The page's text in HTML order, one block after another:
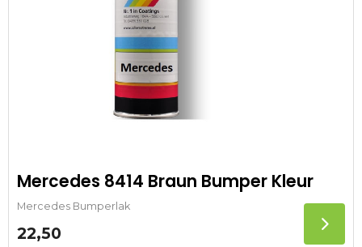
Mercedes 8414 Braun Bumper Kleur
Mercedes Bumperlak
22,50